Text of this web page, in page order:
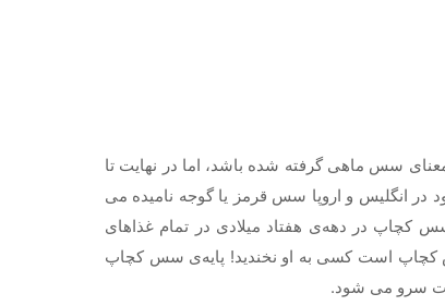
سس ماهی گرفته شده باشد، اما در نهایت تا
انگلیس و اروپا سس قرمز یا گوجه نامیده می
کچاپ در دهه‌ی هفتاد میلادی در تمام غذاهای
سس کچاپ است کسی به او نخندید! پایه‌ی سس کچاپ
سرو می شود.